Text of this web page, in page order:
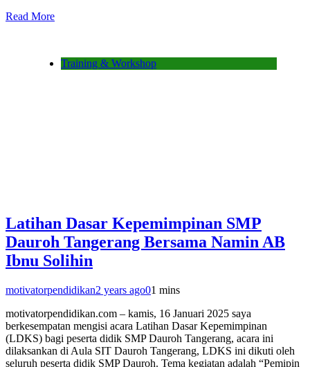
Read More
Training & Workshop
Latihan Dasar Kepemimpinan SMP
Dauroh Tangerang Bersama Namin AB
Ibnu Solihin
motivatorpendidikan2 years ago01 mins
motivatorpendidikan.com – kamis, 16 Januari 2025 saya
berkesempatan mengisi acara Latihan Dasar Kepemimpinan
(LDKS) bagi peserta didik SMP Dauroh Tangerang, acara ini
dilaksankan di Aula SIT Dauroh Tangerang, LDKS ini dikuti oleh
seluruh peserta didik SMP Dauroh. Tema kegiatan adalah “Pemipin